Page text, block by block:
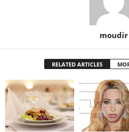
moudir
RELATED ARTICLES